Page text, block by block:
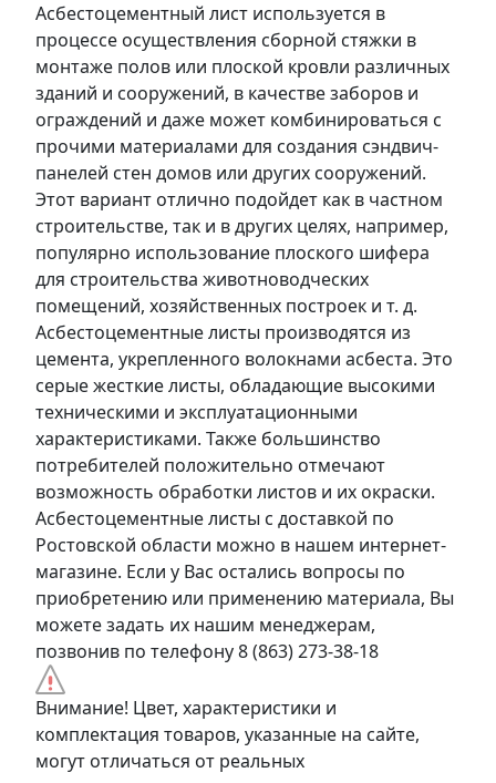
Асбестоцементный лист используется в
процессе осуществления сборной стяжки в
монтаже полов или плоской кровли различных
зданий и сооружений, в качестве заборов и
ограждений и даже может комбинироваться с
прочими материалами для создания сэндвич-
панелей стен домов или других сооружений.
Этот вариант отлично подойдет как в частном
строительстве, так и в других целях, например,
популярно использование плоского шифера
для строительства животноводческих
помещений, хозяйственных построек и т. д.
Асбестоцементные листы производятся из
цемента, укрепленного волокнами асбеста. Это
серые жесткие листы, обладающие высокими
техническими и эксплуатационными
характеристиками. Также большинство
потребителей положительно отмечают
возможность обработки листов и их окраски.
Асбестоцементные листы с доставкой по
Ростовской области можно в нашем интернет-
магазине. Если у Вас остались вопросы по
приобретению или применению материала, Вы
можете задать их нашим менеджерам,
позвонив по телефону 8 (863) 273-38-18
Внимание! Цвет, характеристики и
комплектация товаров, указанные на сайте,
могут отличаться от реальных